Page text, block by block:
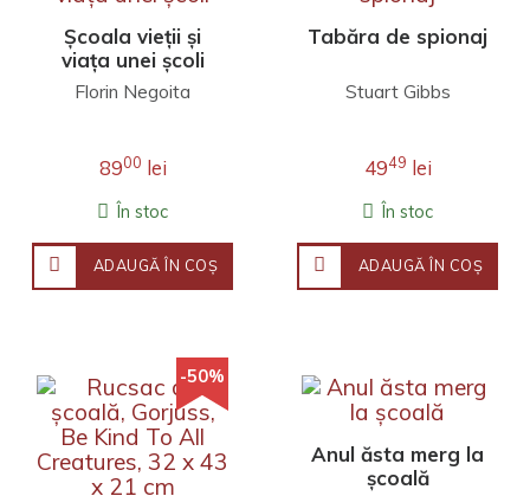
Școala vieții și
viața unei școli
Florin Negoita
8900 lei
În stoc
ADAUGĂ ÎN COŞ
Tabăra de spionaj
Stuart Gibbs
4949 lei
În stoc
ADAUGĂ ÎN COŞ
-50%
Anul ăsta merg la
școală